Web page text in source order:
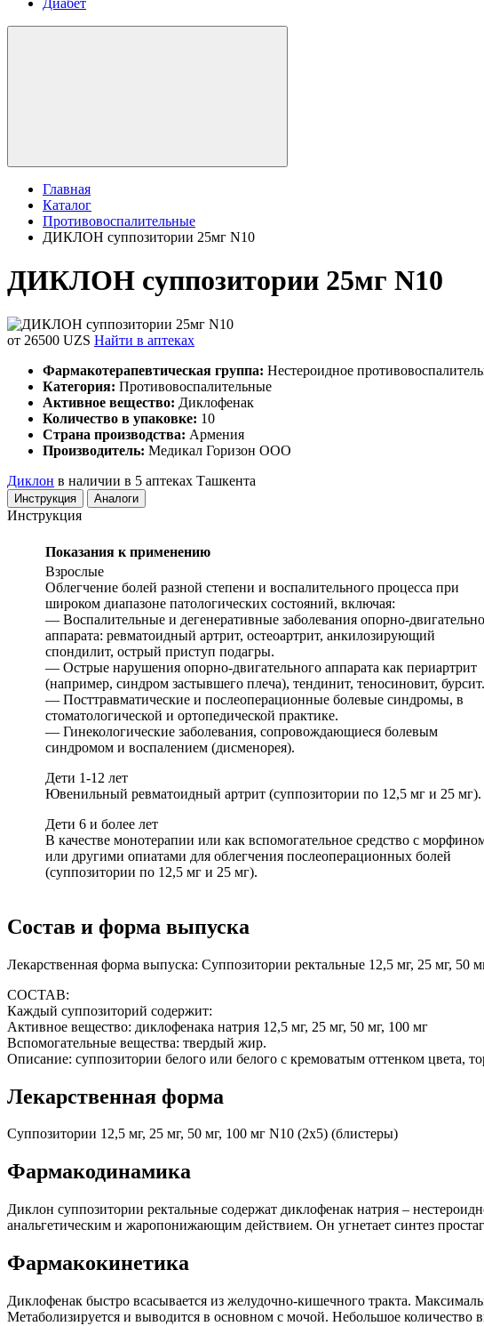
Диабет
Главная
Каталог
Противовоспалительные
ДИКЛОН суппозитории 25мг N10
ДИКЛОН суппозитории 25мг N10
от 26500 UZS Найти в аптеках
Фармакотерапевтическая группа: Нестероидное
Категория: Противовоспалительные
Активное вещество: Диклофенак
Количество в упаковке: 10
Страна производства: Армения
Производитель: Медикал Горизон ООО
Диклон в наличии в 5 аптеках Ташкента
Инструкция Аналоги
Инструкция
Показания к применению
Взрослые
Облегчение болей разной степени и воспалительного процесса при
широком диапазоне патологических состояний, включая:
— Воспалительные и дегенеративные заболевания опорно-
аппарата: ревматоидный артрит, остеоартрит, анкилозирующий
спондилит, острый приступ подагры.
— Острые нарушения опорно-двигательного аппарата как периартрит
(например, синдром застывшего плеча), тендинит, теносиновит, бурсит.
— Посттравматические и послеоперационные болевые синдромы, в
стоматологической и ортопедической практике.
— Гинекологические заболевания, сопровождающиеся болевым
синдромом и воспалением (дисменорея).
Дети 1-12 лет
Ювенильный ревматоидный артрит (суппозитории по 12,5 мг и 25 мг).
Дети 6 и более лет
В качестве монотерапии или как вспомогательное средство с
или другими опиатами для облегчения послеоперационных болей
(суппозитории по 12,5 мг и 25 мг).
Состав и форма выпуска
Лекарственная форма выпуска: Суппозитории ректальные 12,5 мг, 25 мг, 50
СОСТАВ:
Каждый суппозиторий содержит:
Активное вещество: диклофенака натрия 12,5 мг, 25 мг, 50 мг, 100 мг
Вспомогательные вещества: твердый жир.
Описание: суппозитории белого или белого с кремоватым оттенком цвета,
Лекарственная форма
Суппозитории 12,5 мг, 25 мг, 50 мг, 100 мг N10 (2х5) (блистеры)
Фармакодинамика
Диклон суппозитории ректальные содержат диклофенак натрия –
анальгетическим и жаропонижающим действием. Он угнетает синтез
Фармакокинетика
Диклофенак быстро всасывается из желудочно-кишечного тракта.
Метаболизируется и выводится в основном с мочой. Небольшое количество